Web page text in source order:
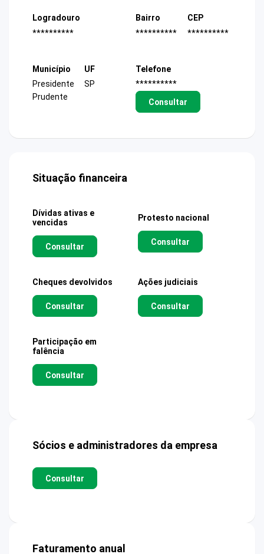
Logradouro
**********
Bairro
**********
CEP
**********
Município
Presidente
Prudente
UF
SP
Telefone
**********
Consultar
Situação financeira
Dívidas ativas e
vencidas
Consultar
Protesto nacional
Consultar
Cheques devolvidos
Consultar
Ações judiciais
Consultar
Participação em
falência
Consultar
Sócios e administradores da empresa
Consultar
Faturamento anual